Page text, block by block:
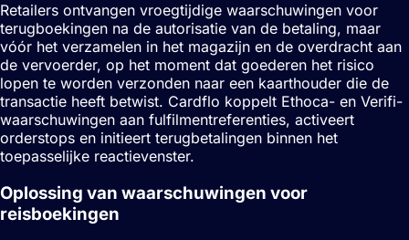
Retailers ontvangen vroegtijdige waarschuwingen voor
terugboekingen na de autorisatie van de betaling, maar
vóór het verzamelen in het magazijn en de overdracht aan
de vervoerder, op het moment dat goederen het risico
lopen te worden verzonden naar een kaarthouder die de
transactie heeft betwist. Cardflo koppelt Ethoca- en Verifi-
waarschuwingen aan fulfilmentreferenties, activeert
orderstops en initieert terugbetalingen binnen het
toepasselijke reactievenster.
Oplossing van waarschuwingen voor
reisboekingen